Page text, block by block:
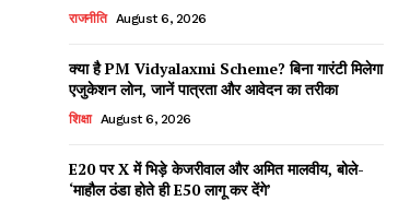
राजनीति August 6, 2026
क्या है PM Vidyalaxmi Scheme? बिना गारंटी मिलेगा
एजुकेशन लोन, जानें पात्रता और आवेदन का तरीका
शिक्षा August 6, 2026
E20 पर X में भिड़े केजरीवाल और अमित मालवीय, बोले-
‘माहौल ठंडा होते ही E50 लागू कर देंगे’